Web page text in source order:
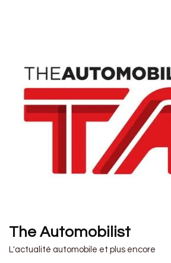
The Automobilist
L'actualité automobile et plus encore